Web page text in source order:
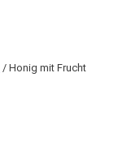
/ Honig mit Frucht